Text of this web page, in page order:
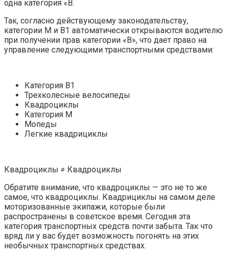
одна категория «В.
Так, согласно действующему законодательству,
категории М и В1 автоматически открываются водителю
при получении прав категории «В», что дает право на
управление следующими транспортными средствами:
Категория В1
Трехколесные велосипеды
Квадроциклы
Категория М
Мопеды
Легкие квадрициклы
Квадроциклы ≠ Квадроциклы
Обратите внимание, что квадроциклы — это не то же
самое, что квадроциклы. Квадрициклы на самом деле
моторизованные экипажи, которые были
распространены в советское время. Сегодня эта
категория транспортных средств почти забыта. Так что
вряд ли у вас будет возможность погонять на этих
необычных транспортных средствах.